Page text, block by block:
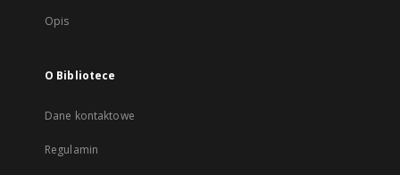
Opis
O Bibliotece
Dane kontaktowe
Regulamin